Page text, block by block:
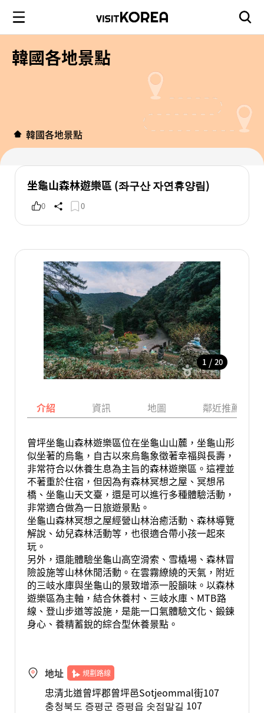
韓國各地景點
韓國各地景點
坐龜山森林遊樂區 (좌구산 자연휴양림)
0 0
1 / 20
介紹 資訊 地圖 鄰近推薦景點
曾坪坐龜山森林遊樂區位在坐龜山山麓，坐龜山形
似坐著的烏龜，自古以來烏龜象徵著幸福與長壽，
非常符合以休養生息為主旨的森林遊樂區。這裡並
不著重於住宿，但因為有森林冥想之屋、冥想吊
橋、坐龜山天文臺，還是可以進行多種體驗活動，
非常適合做為一日旅遊景點。
坐龜山森林冥想之屋經營山林治癒活動、森林導覽
解說、幼兒森林活動等，也很適合帶小孩一起來
玩。
另外，還能體驗坐龜山高空滑索、雪橇場、森林冒
險設施等山林休閒活動。在雲霧繚繞的天氣，附近
的三岐水庫與坐龜山的景致增添一股韻味。以森林
遊樂區為主軸，結合休養村、三岐水庫、MTB路
線、登山步道等設施，是能一口氣體驗文化、鍛鍊
身心、養精蓄銳的綜合型休養景點。
地址 規劃路線
忠清北道曾坪郡曾坪邑Sotjeommal街107
충청북도 증평군 증평읍 솟점말길 107